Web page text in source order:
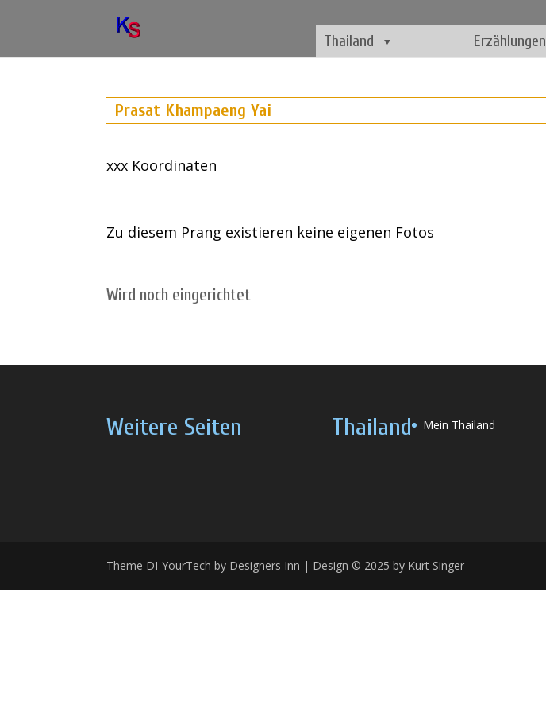
Thailand Erzählungen
Prasat Khampaeng Yai
xxx Koordinaten
Zu diesem Prang existieren keine eigenen Fotos
Wird noch eingerichtet
Weitere Seiten Thailand Mein Thailand
Theme DI-YourTech by Designers Inn | Design © 2025 by Kurt Singer